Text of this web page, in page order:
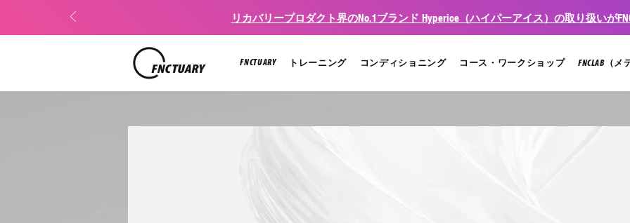
リカバリープロダクト界のNo.1ブランド Hyperice（ハイパーアイス）の取り扱いが
FNCTUARY トレーニング コンディショニング コース・ワークショップ FNCLAB（